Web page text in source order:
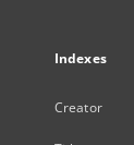
Indexes
Creator